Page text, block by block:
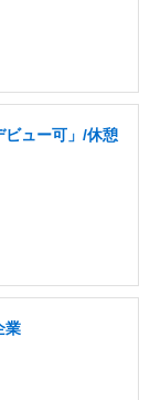
ビュー可」/休憩
業